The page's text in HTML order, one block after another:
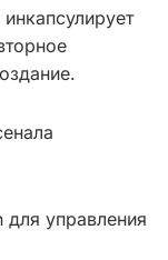
управления